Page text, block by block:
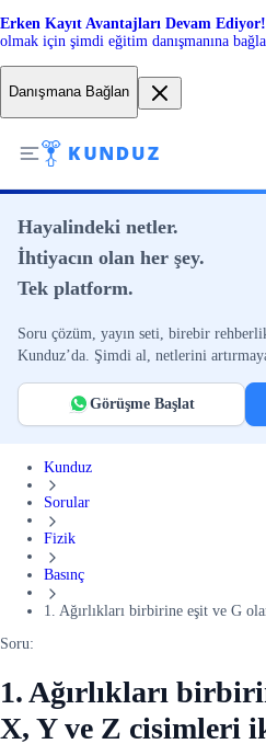
Erken Kayıt Avantajları Devam Ediyor!
olmak için şimdi eğitim danışmanına
Danışmana Bağlan
Hayalindeki netler.
İhtiyacın olan her şey.
Tek platform.
Soru çözüm, yayın seti, birebir
Kunduz’da. Şimdi al, netlerini
Görüşme Başlat
Kunduz
Sorular
Fizik
Basınç
1. Ağırlıkları birbirine eşit ve G
Soru:
1. Ağırlıkları
X, Y ve Z cisimleri